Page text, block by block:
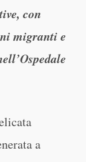
con
migranti e
a